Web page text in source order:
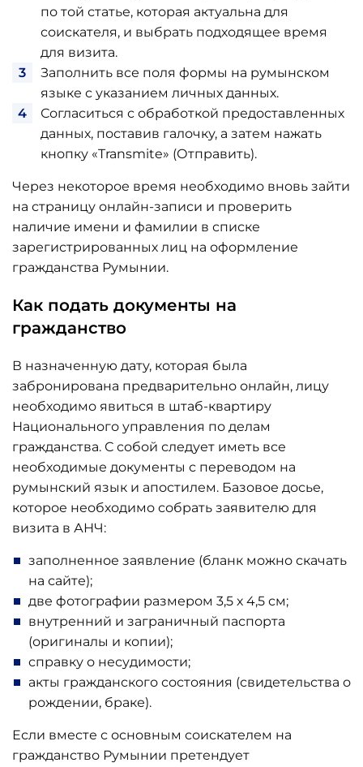
по той статье, которая актуальна для
соискателя, и выбрать подходящее время
для визита.
Заполнить все поля формы на румынском
языке с указанием личных данных.
Согласиться с обработкой предоставленных
данных, поставив галочку, а затем нажать
кнопку «Transmite» (Отправить).
Через некоторое время необходимо вновь зайти
на страницу онлайн-записи и проверить
наличие имени и фамилии в списке
зарегистрированных лиц на оформление
гражданства Румынии.
Как подать документы на
гражданство
В назначенную дату, которая была
забронирована предварительно онлайн, лицу
необходимо явиться в штаб-квартиру
Национального управления по делам
гражданства. С собой следует иметь все
необходимые документы с переводом на
румынский язык и апостилем. Базовое досье,
которое необходимо собрать заявителю для
визита в АНЧ:
заполненное заявление (бланк можно скачать
на сайте);
две фотографии размером 3,5 х 4,5 см;
внутренний и заграничный паспорта
(оригиналы и копии);
справку о несудимости;
акты гражданского состояния (свидетельства о
рождении, браке).
Если вместе с основным соискателем на
гражданство Румынии претендует